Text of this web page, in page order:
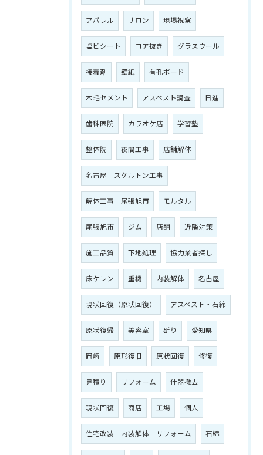
アパレル サロン 現場視察
塩ビシート コア抜き グラスウール
接着剤 壁紙 有孔ボード
木毛セメント アスベスト調査 日進
歯科医院 カラオケ店 学習塾
整体院 夜間工事 店舗解体
名古屋 スケルトン工事
解体工事 尾張旭市 モルタル
尾張旭市 ジム 店舗 近隣対策
施工品質 下地処理 協力業者探し
床ケレン 重機 内装解体 名古屋
現状回復（原状回復） アスベスト・石綿
原状復帰 美容室 斫り 愛知県
岡崎 原形復旧 原状回復 修復
見積り リフォーム 什器撤去
現状回復 商店 工場 個人
住宅改装 内装解体 リフォーム 石綿